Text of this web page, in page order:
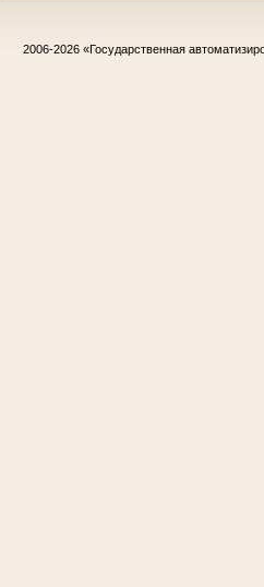
2006-2026 «Государственная